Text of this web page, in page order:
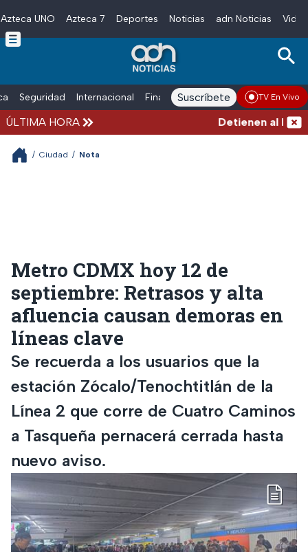
Skip to main content
Azteca UNO Azteca 7 Deportes Noticias adn Noticias
Seguridad Internacional Finanzas adn Noticias Radio
Suscríbete TV En Vivo
ÚLTIMA HORA Detienen al
/ Ciudad / Nota
Metro CDMX hoy 12 de
septiembre: Retrasos y alta
afluencia causan demoras en
líneas clave
Se recuerda a los usuarios que la
estación Zócalo/Tenochtitlán de la
Línea 2 que corre de Cuatro Caminos
a Tasqueña pernacerá cerrada hasta
nuevo aviso.